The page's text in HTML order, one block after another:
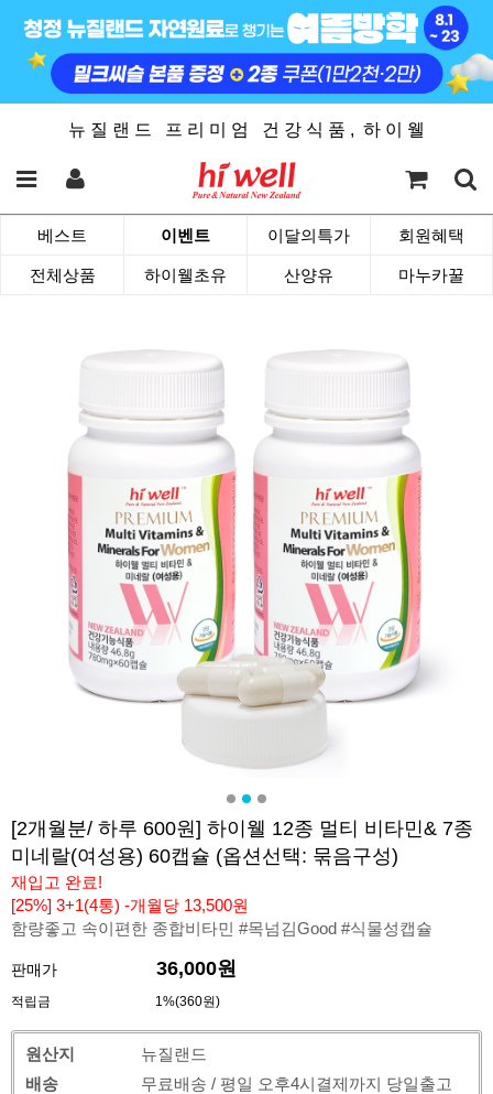
뉴 질 랜 드 프 리 미 엄 건 강 식 품 , 하 이 웰
베스트 이벤트 이달의특가 회원혜택
전체상품 하이웰초유 산양유 마누카꿀
[2개월분/ 하루 600원] 하이웰 12종 멀티 비타민& 7종
미네랄(여성용) 60캡슐 (옵션선택: 묶음구성)
재입고 완료!
[25%] 3+1(4통) -개월당 13,500원
함량좋고 속이편한 종합비타민 #목넘김Good #식물성캡슐
판매가 36,000원
적립금 1%(360원)
원산지
뉴질랜드
배송
무료배송 / 평일 오후4시결제까지 당일출고